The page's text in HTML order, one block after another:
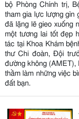
bộ Phòng Chính trị,
tham gia lực lượng gìn
đã lặng lẽ gieo xuống
một tương lai tốt đẹp
tác tại Khoa Khám
thư Chi đoàn, Đội
đường không (AMET),
thầm làm những việc
đất bạn.